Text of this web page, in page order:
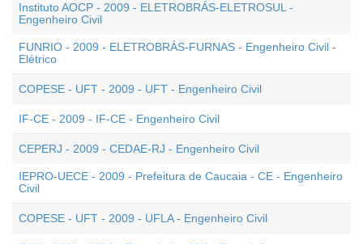
Instituto AOCP - 2009 - ELETROBRÁS-ELETROSUL -
Engenheiro Civil
FUNRIO - 2009 - ELETROBRÁS-FURNAS - Engenheiro Civil -
Elétrico
COPESE - UFT - 2009 - UFT - Engenheiro Civil
IF-CE - 2009 - IF-CE - Engenheiro Civil
CEPERJ - 2009 - CEDAE-RJ - Engenheiro Civil
IEPRO-UECE - 2009 - Prefeitura de Caucaia - CE - Engenheiro
Civil
COPESE - UFT - 2009 - UFLA - Engenheiro Civil